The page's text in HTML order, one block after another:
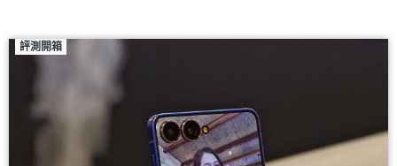
評測開箱